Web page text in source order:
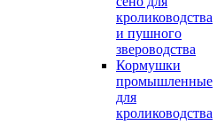
кролиководства
и пушного
звероводства
Кормушки
промышленные
для
кролиководства